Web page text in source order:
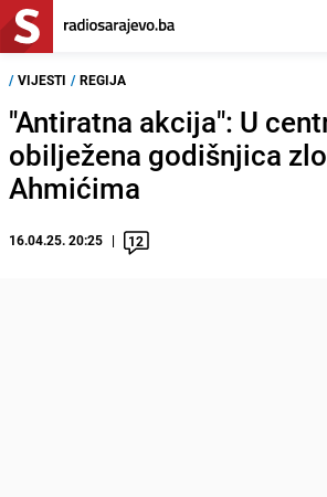
/ VIJESTI / REGIJA
"Antiratna akcija": U
obilježena godišnjica
Ahmićima
16.04.25. 20:25 12